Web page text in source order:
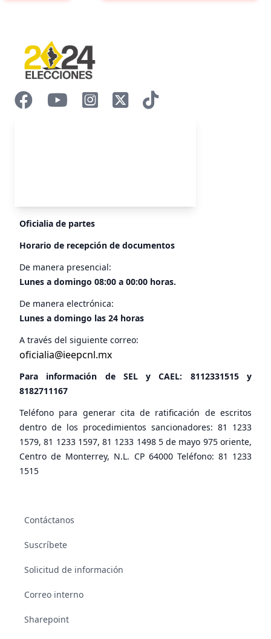
Oficialia de partes
Horario de recepción de documentos
De manera presencial:
Lunes a domingo 08:00 a 00:00 horas.
De manera electrónica:
Lunes a domingo las 24 horas
A través del siguiente correo:
oficialia@ieepcnl.mx
Para información de SEL y CAEL: 8112331515y
8182711167
Teléfono para generar cita de ratificación de escritos
dentro de los procedimientos sancionadores: 81 1233
1579, 81 1233 1597, 81 1233 1498 5 de mayo 975 oriente,
Centro de Monterrey, N.L. CP 64000 Teléfono: 81 1233
1515
Contáctanos
Suscríbete
Solicitud de información
Correo interno
Sharepoint